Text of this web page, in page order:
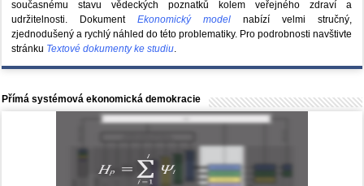
současnému stavu vědeckých poznatků kolem veřejného zdraví a
udržitelnosti. DokumentEkonomický model nabízí velmi stručný,
zjednodušený a rychlý náhled do této problematiky. Pro podrobnosti navštivte
stránku Textové dokumenty ke studiu.
Přímá systémová ekonomická demokracie